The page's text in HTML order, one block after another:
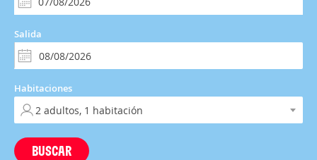
Salida
Habitaciones
BUSCAR